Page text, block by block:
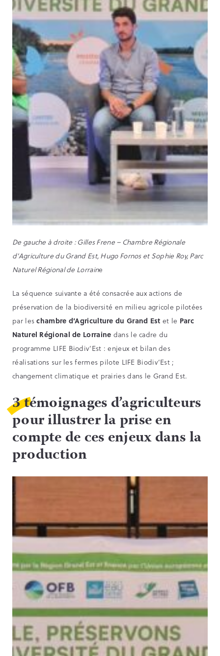
De gauche à droite : Gilles Frene – Chambre Régionale
d’Agriculture du Grand Est, Hugo Fornos et Sophie Roy, Parc
Naturel Régional de Lorraine
La séquence suivante a été consacrée aux actions de
préservation de la biodiversité en milieu agricole pilotées
par leschambre d’Agriculture du Grand Est et le Parc
Naturel Régional de Lorraine dans le cadre du
programme LIFE Biodiv’Est : enjeux et bilan des
réalisations sur les fermes pilote LIFE Biodiv’Est ;
changement climatique et prairies dans le Grand Est.
3 témoignages d’agriculteurs
pour illustrer la prise en
compte de ces enjeux dans la
production